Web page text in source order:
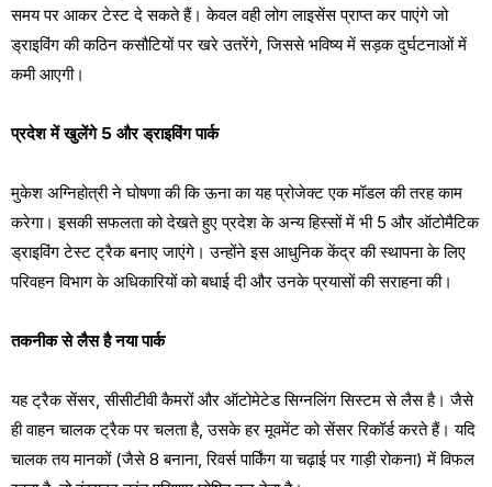
समय पर आकर टेस्ट दे सकते हैं। केवल वही लोग लाइसेंस प्राप्त कर पाएंगे जो
ड्राइविंग की कठिन कसौटियों पर खरे उतरेंगे, जिससे भविष्य में सड़क दुर्घटनाओं में
कमी आएगी।
​प्रदेश में खुलेंगे 5 और ड्राइविंग पार्क
​मुकेश अग्निहोत्री ने घोषणा की कि ऊना का यह प्रोजेक्ट एक मॉडल की तरह काम
करेगा। इसकी सफलता को देखते हुए प्रदेश के अन्य हिस्सों में भी 5 और ऑटोमैटिक
ड्राइविंग टेस्ट ट्रैक बनाए जाएंगे। उन्होंने इस आधुनिक केंद्र की स्थापना के लिए
परिवहन विभाग के अधिकारियों को बधाई दी और उनके प्रयासों की सराहना की।
​तकनीक से लैस है नया पार्क
​यह ट्रैक सेंसर, सीसीटीवी कैमरों और ऑटोमेटेड सिग्नलिंग सिस्टम से लैस है। जैसे
ही वाहन चालक ट्रैक पर चलता है, उसके हर मूवमेंट को सेंसर रिकॉर्ड करते हैं। यदि
चालक तय मानकों (जैसे 8 बनाना, रिवर्स पार्किंग या चढ़ाई पर गाड़ी रोकना) में विफल